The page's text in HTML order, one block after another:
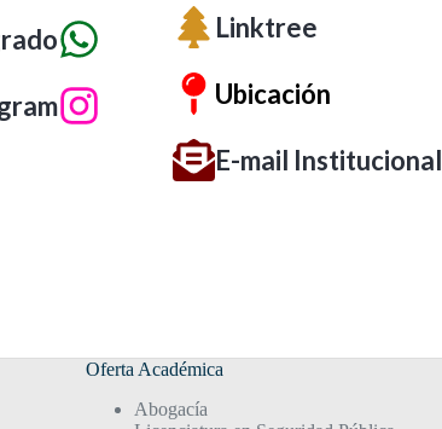
Linktree
Ubicación
E-mail Institucional
Oferta Académica
Abogacía